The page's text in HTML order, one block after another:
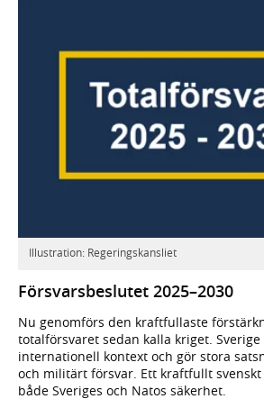
Illustration: Regeringskansliet
Försvarsbeslutet 2025–2030
Nu genomförs den kraftfullaste
totalförsvaret sedan kalla kriget.
internationell kontext och gör stora
och militärt försvar. Ett kraftfullt
både Sveriges och Natos säkerhet.